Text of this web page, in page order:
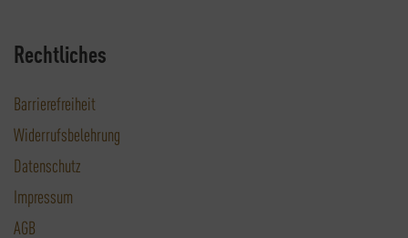
Rechtliches
Barrierefreiheit
Widerrufsbelehrung
Datenschutz
Impressum
AGB